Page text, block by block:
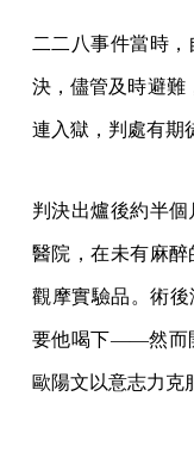
二二八事件當時
決，儘管及時避難
連入獄，判處有期
判決出爐後約半
醫院，在未有麻
觀摩實驗品。術後
要他喝下——然而
歐陽文以意志力克